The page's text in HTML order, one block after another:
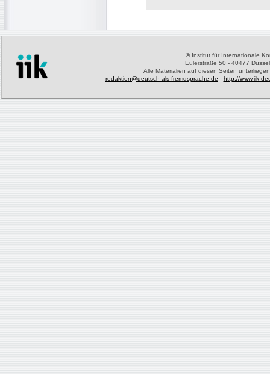
©Institut für Internationale
Eulerstraße 50 - 40477
Alle Materialien auf diesen Seiten
redaktion@deutsch-als-fremdsprache.de - http://www.iik-